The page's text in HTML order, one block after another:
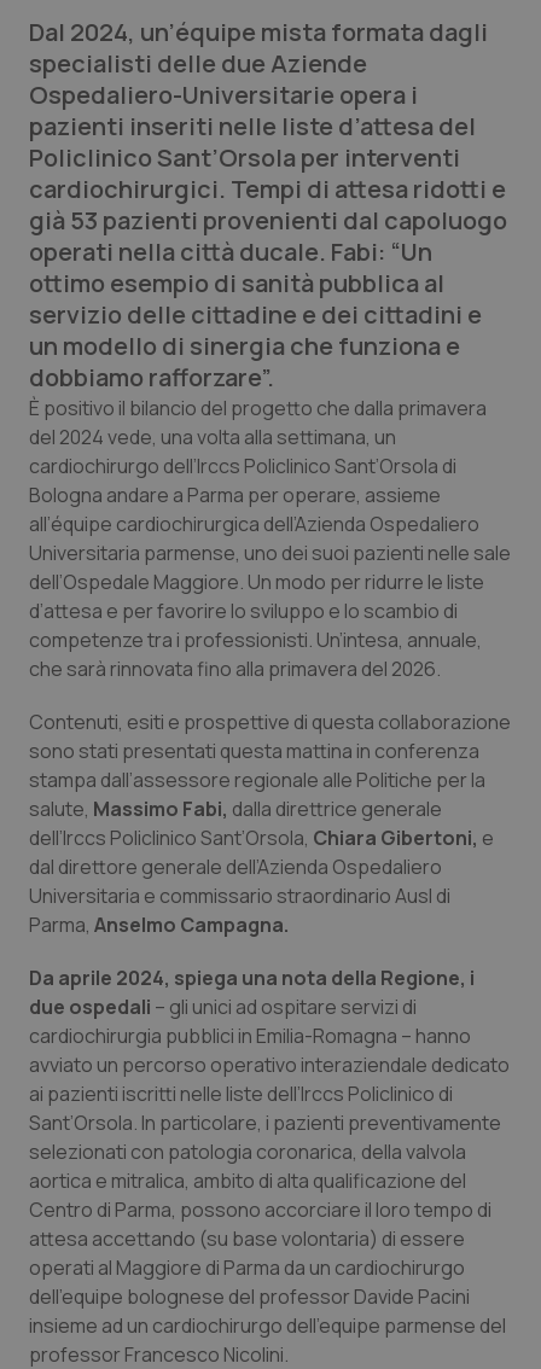
QS Pro
Professionisti Sanitari.AI
Abruzzo
Basilicata
Calabria
Campania
Emilia-Romagna
Friuli Venezia Giulia
Lazio
Liguria
Lombardia
Marche
Molise
Piemonte
Provincia Autonoma di Bolzano
Provincia Autonoma di Trento
Puglia
Sardegna
Sicilia
Toscana
Umbria
Valle D’Aosta
QS Pro Gold
Artrite & artrosi
Asma & BPCO
Car-T
Colesterolo & coronaropatie
Dermatite Atopica
Diabete & glucometri
Disturbi dell’umore
Dolore
Donna & Salute
Epatiti
HIV
Infezioni & Febbre
Ipertensione & Scompenso
Malattie rare
Malattia di Crohn & Rettocolite Ulcerosa
Neuroscienze & patologie neurodegenerative
Obesità
Oftalmologia
Oncodermatologia
QS Club Newsletter
Dal 2024, un’équipe mista formata dagli
specialisti delle due Aziende
Ospedaliero-Universitarie opera i
pazienti inseriti nelle liste d’attesa del
Policlinico Sant’Orsola per interventi
cardiochirurgici. Tempi di attesa ridotti e
già 53 pazienti provenienti dal capoluogo
operati nella città ducale. Fabi: “Un
ottimo esempio di sanità pubblica al
servizio delle cittadine e dei cittadini e
un modello di sinergia che funziona e
dobbiamo rafforzare”.
È positivo il bilancio del progetto che dalla primavera
del 2024 vede, una volta alla settimana, un
cardiochirurgo dell’Irccs Policlinico Sant’Orsola di
Bologna andare a Parma per operare, assieme
all’équipe cardiochirurgica dell’Azienda Ospedaliero
Universitaria parmense, uno dei suoi pazienti nelle sale
dell’Ospedale Maggiore. Un modo per ridurre le liste
d’attesa e per favorire lo sviluppo e lo scambio di
competenze tra i professionisti. Un’intesa, annuale,
che sarà rinnovata fino alla primavera del 2026.
Contenuti, esiti e prospettive di questa collaborazione
sono stati presentati questa mattina in conferenza
stampa dall’assessore regionale alle Politiche per la
salute, Massimo Fabi, dalla direttrice generale
dell’Irccs Policlinico Sant’Orsola, Chiara Gibertoni, e
dal direttore generale dell’Azienda Ospedaliero
Universitaria e commissario straordinario Ausl di
Parma, Anselmo Campagna.
Da aprile 2024, spiega una nota della Regione, i
due ospedali – gli unici ad ospitare servizi di
cardiochirurgia pubblici in Emilia-Romagna – hanno
avviato un percorso operativo interaziendale dedicato
ai pazienti iscritti nelle liste dell’Irccs Policlinico di
Sant’Orsola. In particolare, i pazienti preventivamente
selezionati con patologia coronarica, della valvola
aortica e mitralica, ambito di alta qualificazione del
Centro di Parma, possono accorciare il loro tempo di
attesa accettando (su base volontaria) di essere
operati al Maggiore di Parma da un cardiochirurgo
dell’equipe bolognese del professor Davide Pacini
insieme ad un cardiochirurgo dell’equipe parmense del
professor Francesco Nicolini.